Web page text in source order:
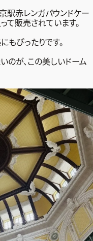
駅赤レンガパウンドケー
て販売されています。
もぴったりです。
のが、この美しいドーム